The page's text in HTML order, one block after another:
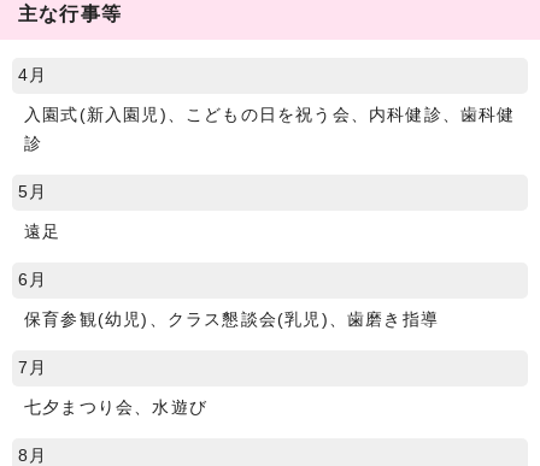
主な行事等
4月
入園式(新入園児)、こどもの日を祝う会、内科健診、歯科健
診
5月
遠足
6月
保育参観(幼児)、クラス懇談会(乳児)、歯磨き指導
7月
七夕まつり会、水遊び
8月